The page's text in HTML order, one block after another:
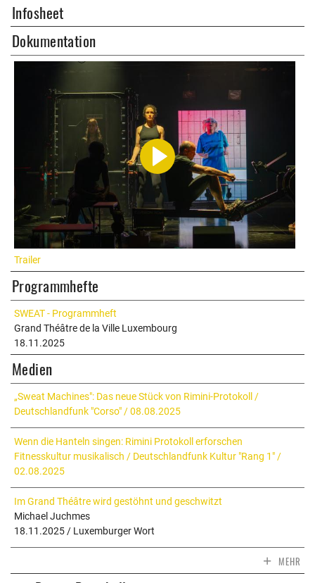
Infosheet
Dokumentation
Trailer
Programmhefte
SWEAT - Programmheft
Grand Théâtre de la Ville Luxembourg
18.11.2025
Medien
„Sweat Machines": Das neue Stück von Rimini-Protokoll /
Deutschlandfunk "Corso" / 08.08.2025
Wenn die Hanteln singen: Rimini Protokoll erforschen
Fitnesskultur musikalisch / Deutschlandfunk Kultur "Rang 1" /
02.08.2025
Im Grand Théâtre wird gestöhnt und geschwitzt
Michael Juchmes
18.11.2025 / Luxemburger Wort
+ MEHR